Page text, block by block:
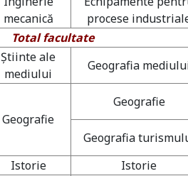
mecanică
procese
Total facultate
Ştiinte ale
mediului
Geografia
Geografie
Geografie
Geografia
Istorie
Istorie